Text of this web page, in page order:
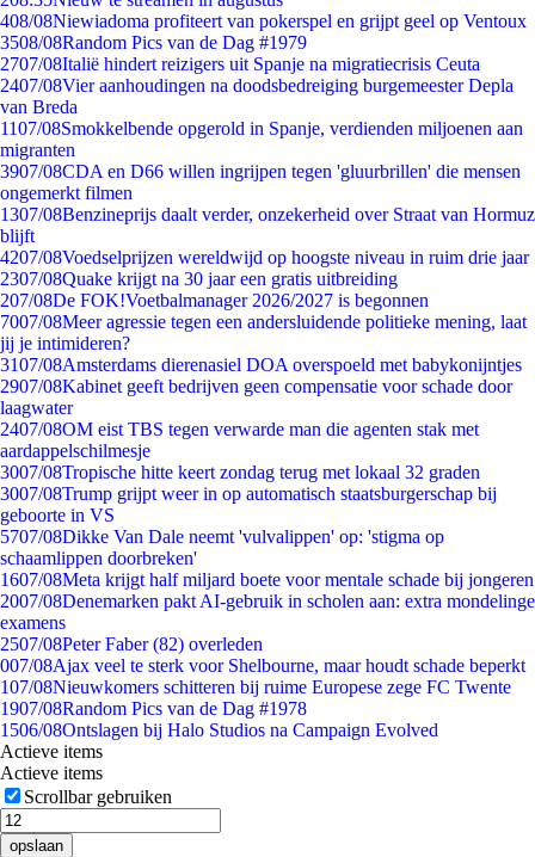
408/08Niewiadoma profiteert van pokerspel en grijpt geel op Ventoux
3508/08Random Pics van de Dag #1979
2707/08Italië hindert reizigers uit Spanje na migratiecrisis Ceuta
2407/08Vier aanhoudingen na doodsbedreiging burgemeester Depla
van Breda
1107/08Smokkelbende opgerold in Spanje, verdienden miljoenen aan
migranten
3907/08CDA en D66 willen ingrijpen tegen 'gluurbrillen' die mensen
ongemerkt filmen
1307/08Benzineprijs daalt verder, onzekerheid over Straat van Hormuz
blijft
4207/08Voedselprijzen wereldwijd op hoogste niveau in ruim drie jaar
2307/08Quake krijgt na 30 jaar een gratis uitbreiding
207/08De FOK!Voetbalmanager 2026/2027 is begonnen
7007/08Meer agressie tegen een andersluidende politieke mening, laat
jij je intimideren?
3107/08Amsterdams dierenasiel DOA overspoeld met babykonijntjes
2907/08Kabinet geeft bedrijven geen compensatie voor schade door
laagwater
2407/08OM eist TBS tegen verwarde man die agenten stak met
aardappelschilmesje
3007/08Tropische hitte keert zondag terug met lokaal 32 graden
3007/08Trump grijpt weer in op automatisch staatsburgerschap bij
geboorte in VS
5707/08Dikke Van Dale neemt 'vulvalippen' op: 'stigma op
schaamlippen doorbreken'
1607/08Meta krijgt half miljard boete voor mentale schade bij jongeren
2007/08Denemarken pakt AI-gebruik in scholen aan: extra mondelinge
examens
2507/08Peter Faber (82) overleden
007/08Ajax veel te sterk voor Shelbourne, maar houdt schade beperkt
107/08Nieuwkomers schitteren bij ruime Europese zege FC Twente
1907/08Random Pics van de Dag #1978
1506/08Ontslagen bij Halo Studios na Campaign Evolved
Actieve items
Actieve items
Scrollbar gebruiken
opslaan